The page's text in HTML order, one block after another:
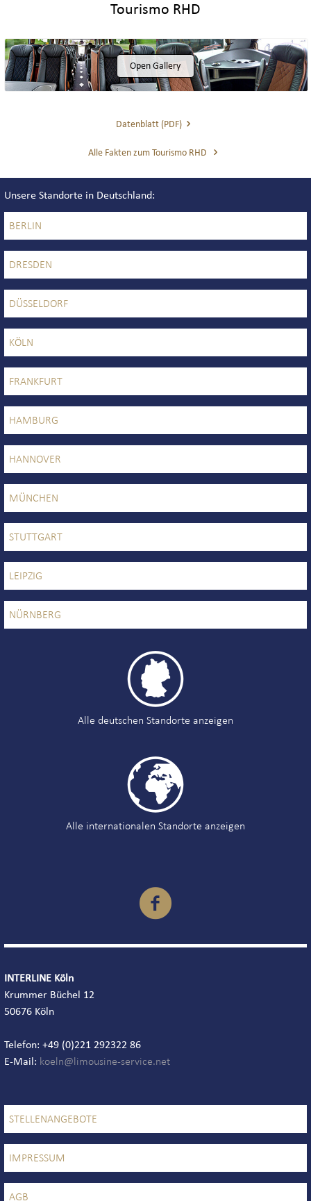
Tourismo RHD
Open Gallery
Datenblatt (PDF)
Alle Fakten zum Tourismo RHD
Unsere Standorte in Deutschland
BERLIN
DRESDEN
DÜSSELDORF
KÖLN
FRANKFURT
HAMBURG
HANNOVER
MÜNCHEN
STUTTGART
LEIPZIG
NÜRNBERG

Alle deutschen Standorte anzeigen

Alle internationalen Standorte anzeigen

INTERLINE Köln
Krummer Büchel 12
50676 Köln
Telefon: +49 (0)221 292322 86
E-Mail:
STELLENANGEBOTE
IMPRESSUM
AGB